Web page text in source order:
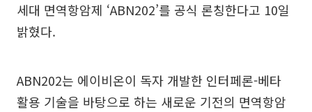
세대 면역항암제 ‘ABN202’를 공식 론칭한다고 10일
밝혔다.
ABN202는 에이비온이 독자 개발한 인터페론-베타
활용 기술을 바탕으로 하는 새로운 기전의 면역항암